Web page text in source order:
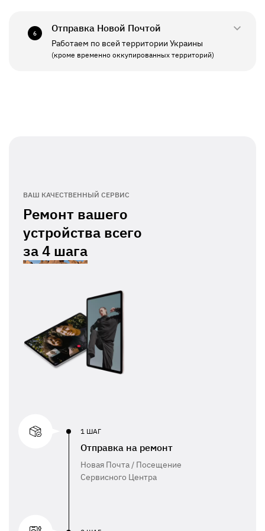
ПН - ПТ
11:00 - 19:00
Выходной
6 Отправка Новой Почтой
Работаем по всей территории Украины
(кроме временно оккупированных территорий)
ВАШ КАЧЕСТВЕННЫЙ СЕРВИС
Ремонт вашего
устройства всего
за4 шага
1 ШАГ
Отправка на ремонт
Новая Почта / Посещение
Сервисного Центра